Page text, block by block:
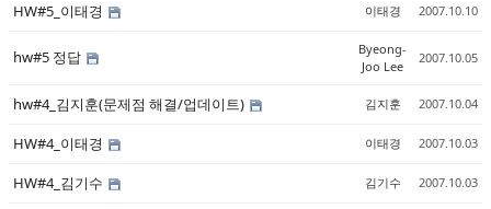
HW#5_이태경 이태경 2007.10.10
hw#5 정답
Byeong-
Joo Lee
2007.10.05
hw#4_김지훈(문제점 해결/업데이트) 김지훈 2007.10.04
HW#4_이태경 이태경 2007.10.03
HW#4_김기수 김기수 2007.10.03